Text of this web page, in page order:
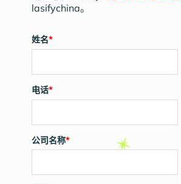
lasifychina。
姓名*
电话*
公司名称*